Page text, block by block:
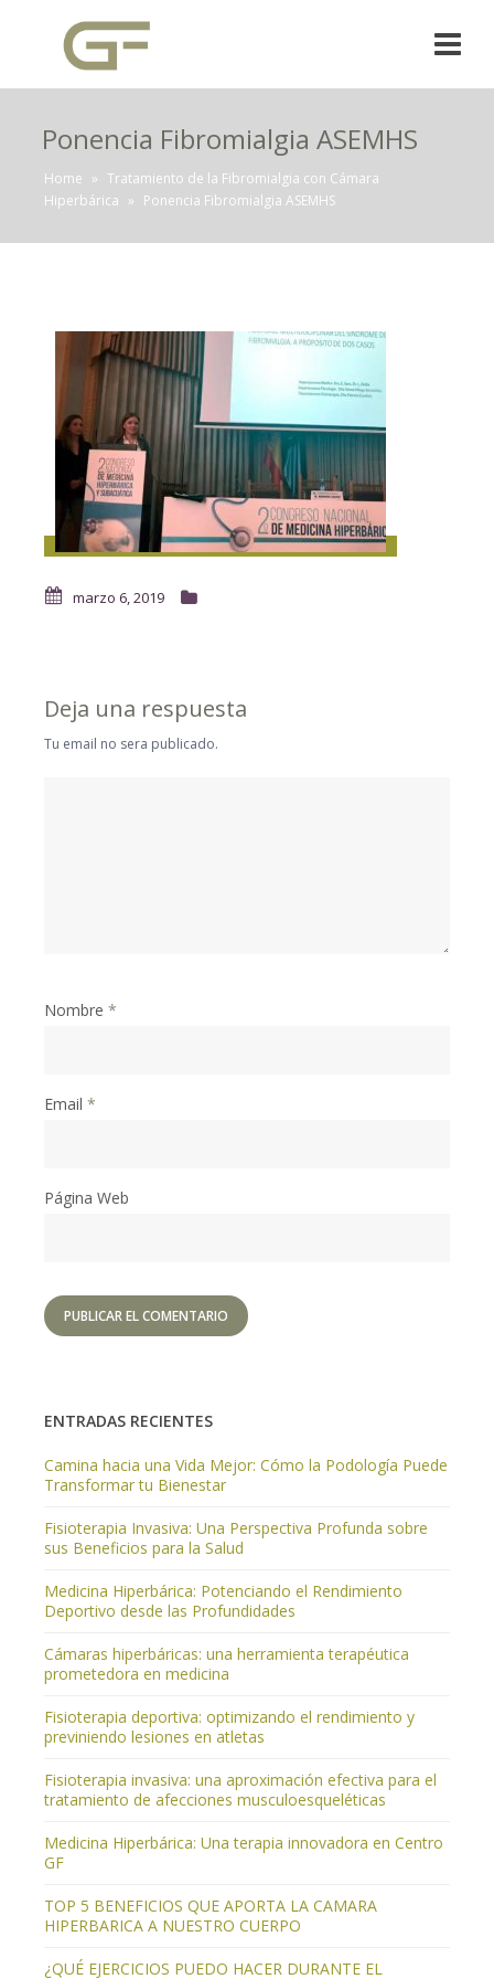
Ponencia Fibromialgia ASEMHS
Home » Tratamiento de la Fibromialgia con Cámara
Hiperbárica » Ponencia Fibromialgia ASEMHS
marzo 6, 2019
Deja una respuesta
Tu email no sera publicado.
Nombre *
Email *
Página Web
ENTRADAS RECIENTES
Camina hacia una Vida Mejor: Cómo la Podología Puede
Transformar tu Bienestar
Fisioterapia Invasiva: Una Perspectiva Profunda sobre
sus Beneficios para la Salud
Medicina Hiperbárica: Potenciando el Rendimiento
Deportivo desde las Profundidades
Cámaras hiperbáricas: una herramienta terapéutica
prometedora en medicina
Fisioterapia deportiva: optimizando el rendimiento y
previniendo lesiones en atletas
Fisioterapia invasiva: una aproximación efectiva para el
tratamiento de afecciones musculoesqueléticas
Medicina Hiperbárica: Una terapia innovadora en Centro
GF
TOP 5 BENEFICIOS QUE APORTA LA CAMARA
HIPERBARICA A NUESTRO CUERPO
¿QUÉ EJERCICIOS PUEDO HACER DURANTE EL